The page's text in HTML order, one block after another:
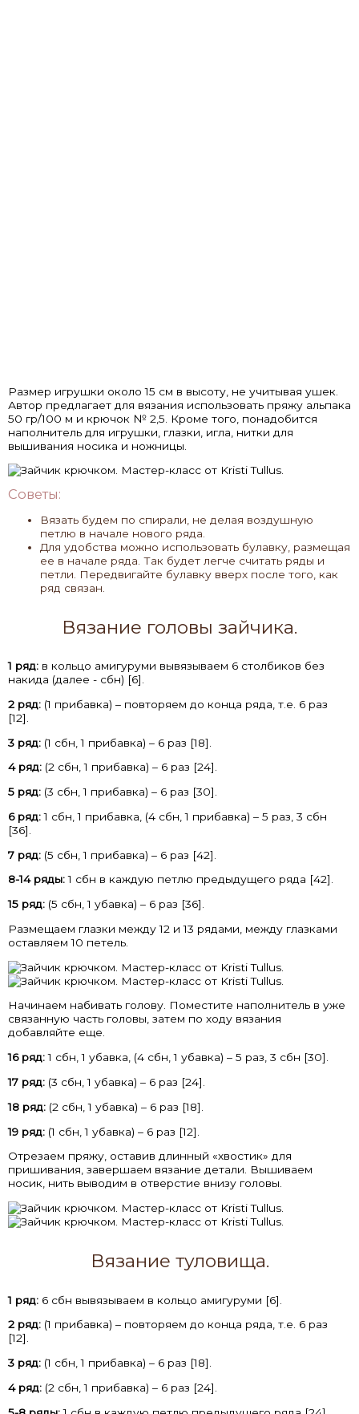
Размер игрушки около 15 см в высоту, не учитывая ушек.
Автор предлагает для вязания использовать пряжу альпака
50 гр/100 м и крючок № 2,5. Кроме того, понадобится
наполнитель для игрушки, глазки, игла, нитки для
вышивания носика и ножницы.
Советы:
Вязать будем по спирали, не делая воздушную
петлю в начале нового ряда.
Для удобства можно использовать булавку, размещая
ее в начале ряда. Так будет легче считать ряды и
петли. Передвигайте булавку вверх после того, как
ряд связан.
Вязание головы зайчика.
1 ряд: в кольцо амигуруми вывязываем 6 столбиков без
накида (далее - сбн) [6].
2 ряд: (1 прибавка) – повторяем до конца ряда, т.е. 6 раз
[12].
3 ряд: (1 сбн, 1 прибавка) – 6 раз [18].
4 ряд: (2 сбн, 1 прибавка) – 6 раз [24].
5 ряд: (3 сбн, 1 прибавка) – 6 раз [30].
6 ряд:1 сбн, 1 прибавка, (4 сбн, 1 прибавка) – 5 раз, 3 сбн
[36].
7 ряд: (5 сбн, 1 прибавка) – 6 раз [42].
8-14 ряды:1 сбн в каждую петлю предыдущего ряда [42].
15 ряд: (5 сбн, 1 убавка) – 6 раз [36].
Размещаем глазки между 12 и 13 рядами, между глазками
оставляем 10 петель.
Начинаем набивать голову. Поместите наполнитель в уже
связанную часть головы, затем по ходу вязания
добавляйте еще.
16 ряд:1 сбн, 1 убавка, (4 сбн, 1 убавка) – 5 раз, 3 сбн [30].
17 ряд: (3 сбн, 1 убавка) – 6 раз [24].
18 ряд: (2 сбн, 1 убавка) – 6 раз [18].
19 ряд: (1 сбн, 1 убавка) – 6 раз [12].
Отрезаем пряжу, оставив длинный «хвостик» для
пришивания, завершаем вязание детали. Вышиваем
носик, нить выводим в отверстие внизу головы.
Вязание туловища.
1 ряд: 6 сбн вывязываем в кольцо амигуруми [6].
2 ряд: (1 прибавка) – повторяем до конца ряда, т.е. 6 раз
[12].
3 ряд: (1 сбн, 1 прибавка) – 6 раз [18].
4 ряд: (2 сбн, 1 прибавка) – 6 раз [24].